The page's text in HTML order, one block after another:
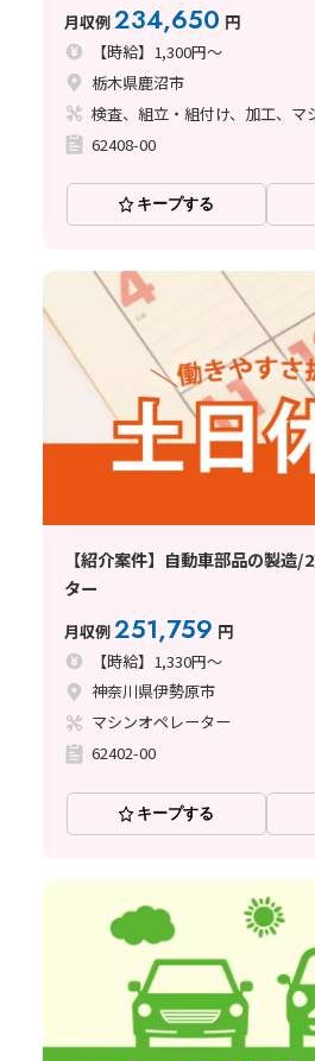
月収例234,650 円
【時給】1,300円～
栃木県鹿沼市
検査、組立・組付け、加工、マ
62408-00
キープする
【紹介案件】自動車部品の製造
ター
月収例251,759 円
【時給】1,330円～
神奈川県伊勢原市
マシンオペレーター
62402-00
キープする